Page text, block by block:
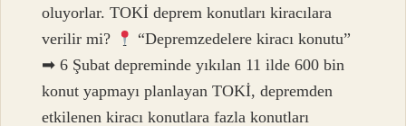
oluyorlar. TOKİ deprem konutları kiracılara
verilir mi?
“Depremzedelere kiracı konutu”
➡ 6 Şubat depreminde yıkılan 11 ilde 600 bin
konut yapmayı planlayan TOKİ, depremden
etkilenen kiracı konutlara fazla konutları